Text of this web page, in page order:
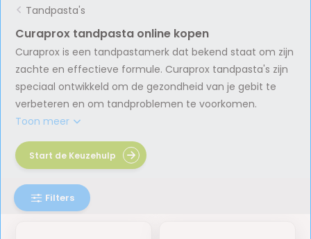
Tandpasta's
Curaprox tandpasta online kopen
Curaprox is een tandpastamerk dat bekend staat om zijn
zachte en effectieve formule. Curaprox tandpasta's zijn
speciaal ontwikkeld om de gezondheid van je gebit te
verbeteren en om tandproblemen te voorkomen.
Toon meer
Filters
Start de Keuzehulp